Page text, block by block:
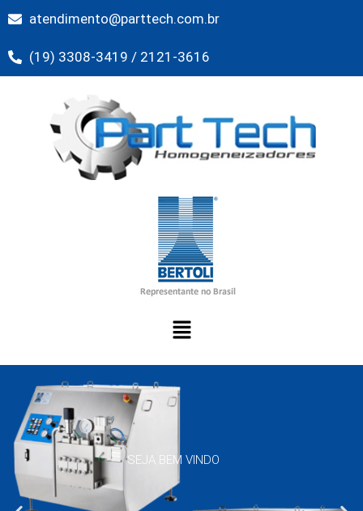
para
atendimento@parttech.com.br
(19) 3308-3419 / 2121-3616
SEJA BEM VINDO